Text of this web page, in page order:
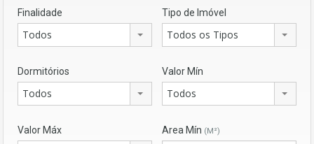
Finalidade
Todos
Tipo de Imóvel
Todos os Tipos
Dormitórios
Todos
Valor Mín
Todos
Valor Máx Area Mín (M²)